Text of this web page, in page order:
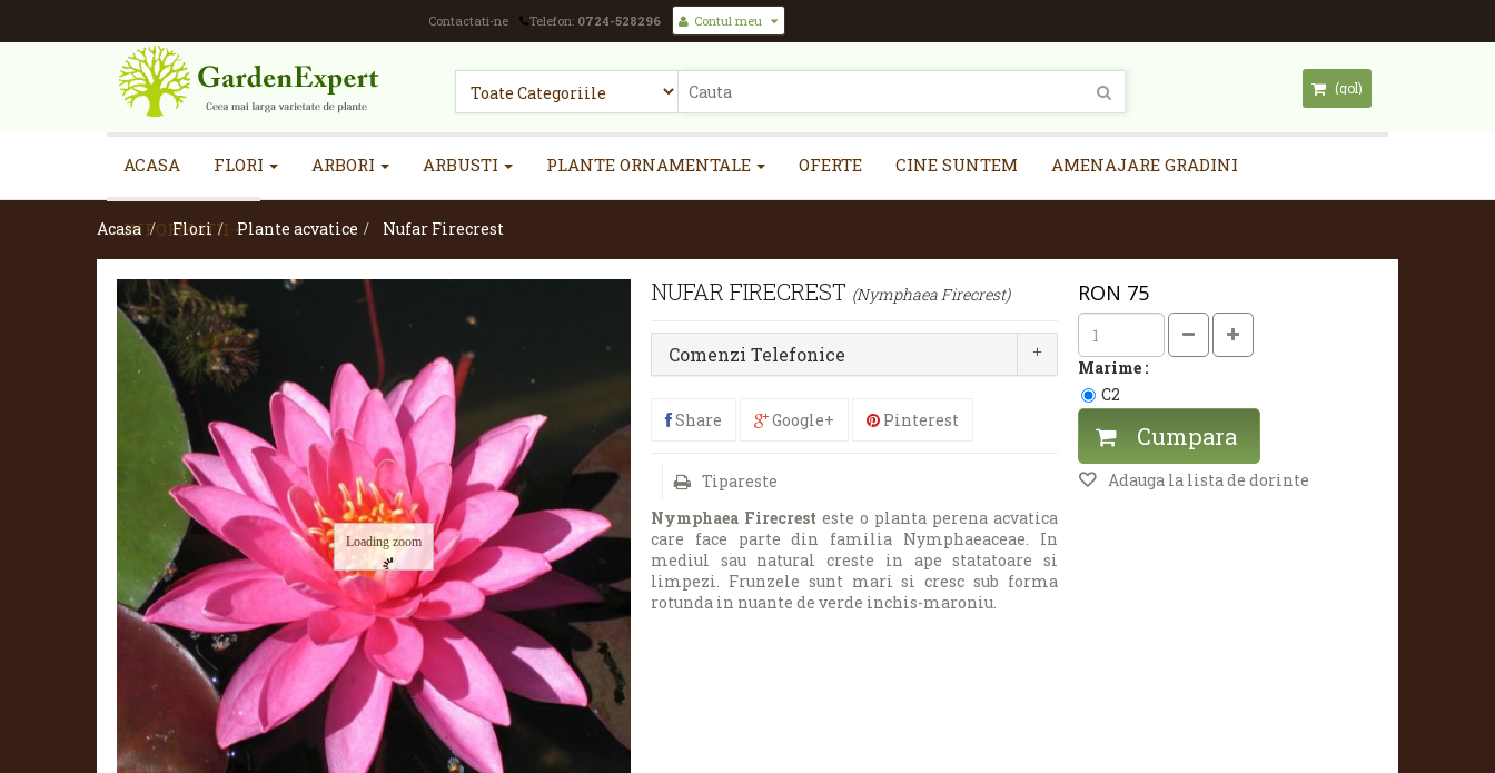
Contul meu
Contactati-ne Telefon: 0724-528296
(gol)
ACASA FLORI ARBORI ARBUSTI PLANTE ORNAMENTALE OFERTE CINE SUNTEM AMENAJARE GRADINI
INFORMATII
Acasa > Flori > Plante acvatice > Nufar Firecrest
Loading zoom
NUFAR FIRECREST (Nymphaea Firecrest)
Comenzi Telefonice
Share Google+ Pinterest
Tipareste
Nymphaea Firecrest este o planta perena acvatica
care face parte din familia Nymphaeaceae. In
mediul sau natural creste in ape statatoare si
limpezi. Frunzele sunt mari si cresc sub forma
rotunda in nuante de verde inchis-maroniu.
RON 75
Marime :
C2
Cumpara
Adauga la lista de dorinte